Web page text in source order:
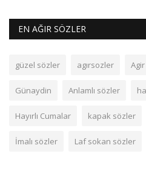
EN AĞIR SÖZLER
güzel sözler agırsozler
Günaydin Anlamlı sözler
Hayırlı Cumalar kapak sözler
İmalı sözler Laf sokan sözler